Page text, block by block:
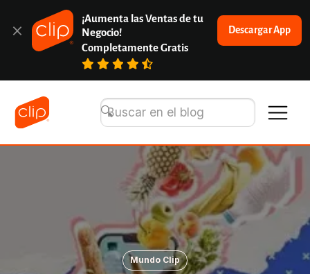
¡Aumenta las Ventas de tu
Negocio!
Completamente Gratis
Descargar App
Mundo Clip